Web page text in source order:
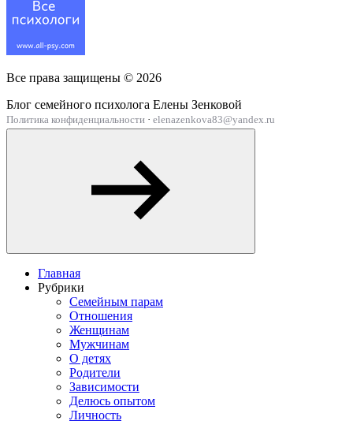
Все права защищены © 2026
Блог семейного психолога Елены Зенковой
Политика конфиденциальности · elenazenkova83@yandex.ru
Главная
Рубрики
Семейным парам
Отношения
Женщинам
Мужчинам
О детях
Родители
Зависимости
Делюсь опытом
Личность